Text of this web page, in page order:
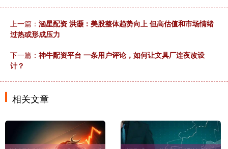
上一篇： 涵星配资 洪灏：美股整体趋势向上 但高估值和市场情绪
过热或形成压力
下一篇： 神牛配资平台 一条用户评论，如何让文具厂连夜改设
计？
相关文章